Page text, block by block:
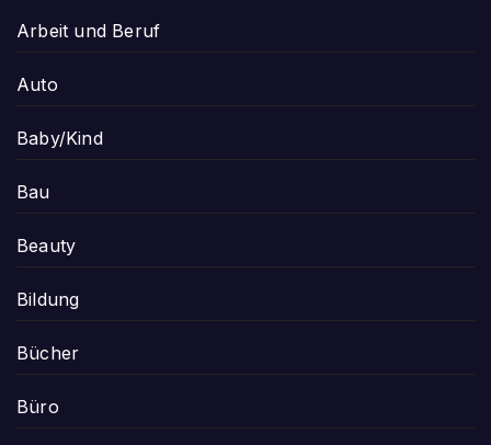
Arbeit und Beruf
Auto
Baby/Kind
Bau
Beauty
Bildung
Bücher
Büro